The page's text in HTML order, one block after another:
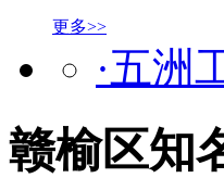
更多>>
·五洲
赣榆区知